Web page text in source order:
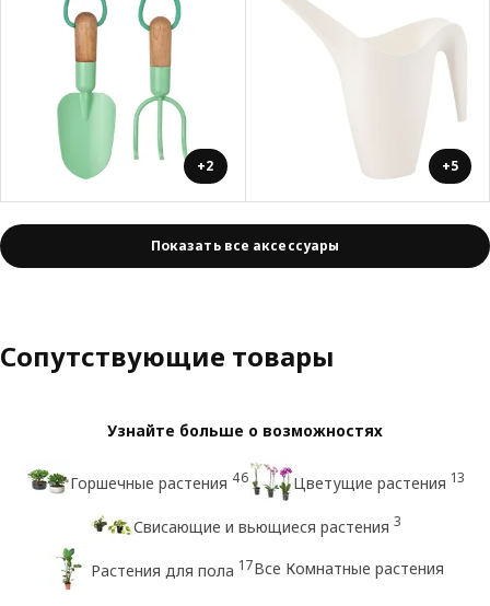
+2 +5
Показать все аксессуары
Сопутствующие товары
Узнайте больше о возможностях
Горшечные растения 46 Цветущие растения 13
Свисающие и вьющиеся растения 3
Растения для пола 17Все Комнатные растения